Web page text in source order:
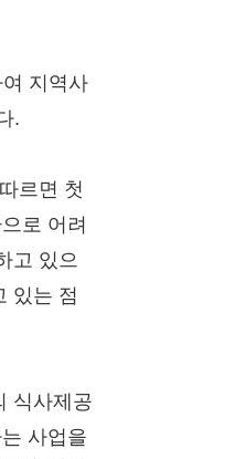
지역사
.
르면 첫
로 어려
고 있으
있는 점
식사제공
사업을